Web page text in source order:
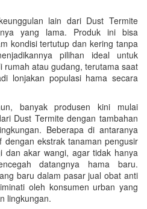
lain dari Dust Termite
yang lama. Produk ini bisa
kondisi tertutup dan kering tanpa
pilihan ideal untuk
rumah atau gudang, terutama saat
lonjakan populasi hama secara
banyak produsen kini mulai
Dust Termite dengan tambahan
Beberapa di antaranya
dengan ekstrak tanaman pengusir
dan akar wangi, agar tidak hanya
datangnya hama baru.
baru dalam pasar jual obat anti
oleh konsumen urban yang
lingkungan.